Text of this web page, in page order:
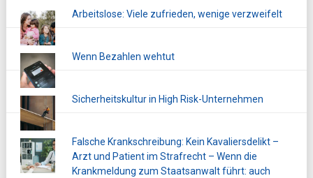
Arbeitslose: Viele zufrieden, wenige verzweifelt
Wenn Bezahlen wehtut
Sicherheitskultur in High Risk-Unternehmen
Falsche Krankschreibung: Kein Kavaliersdelikt –
Arzt und Patient im Strafrecht – Wenn die
Krankmeldung zum Staatsanwalt führt: auch